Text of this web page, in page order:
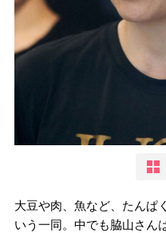
大豆や肉、魚など、たんぱ
いう一同。中でも脇山さん